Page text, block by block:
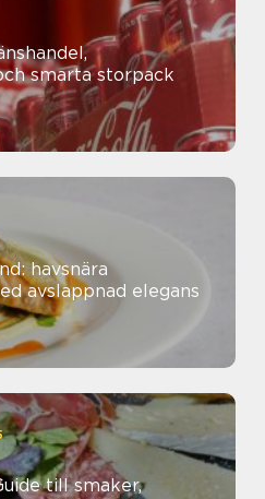
smarta storpack
havsnära
avslappnad elegans
till smaker,